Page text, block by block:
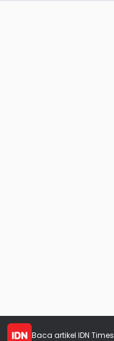
Baca artikel IDN Times